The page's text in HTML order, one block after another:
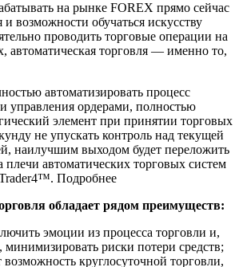
на рынке FOREX прямо сейчас
возможности обучаться искусству
проводить торговые операции на
автоматическая торговля — именно то,
автоматизировать процесс
управления ордерами, полностью
элемент при принятии торговых
не упускать контроль над текущей
наилучшим выходом будет переложить
автоматических торговых систем
Подробнее
обладает рядом преимуществ:
эмоции из процесса торговли и,
минимизировать риски потери средств;
возможность круглосуточной торговли,